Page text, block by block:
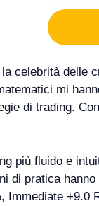
celebrità delle
mi
di trading.
più fluido e
pratica